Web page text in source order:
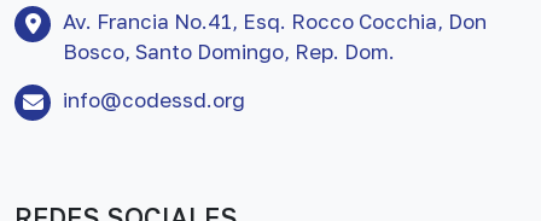
Av. Francia No.41, Esq. Rocco Cocchia, Don
Bosco, Santo Domingo, Rep. Dom.
info@codessd.org